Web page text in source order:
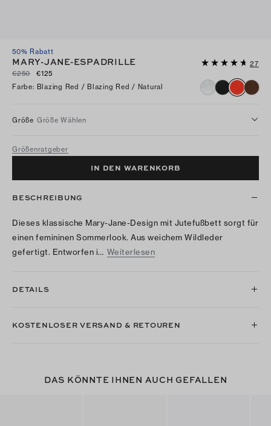
50% Rabatt
MARY-JANE-ESPADRILLE
27
€250
€125
Farbe: Blazing Red / Blazing Red / Natural
Größe Größe Wählen
Größenratgeber
IN DEN WARENKORB
BESCHREIBUNG
Dieses klassische Mary-Jane-Design mit Jutefußbett sorgt für
einen femininen Sommerlook. Aus weichem Wildleder
gefertigt. Entworfen i… Weiterlesen
DETAILS
KOSTENLOSER VERSAND & RETOUREN
DAS KÖNNTE IHNEN AUCH GEFALLEN